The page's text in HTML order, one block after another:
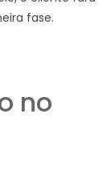
fase.
no